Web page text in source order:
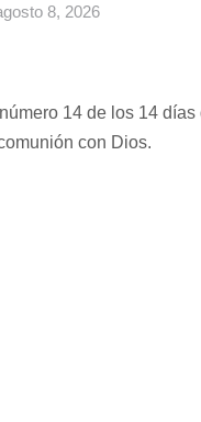
8, 2026
14 de los 14
con Dios.